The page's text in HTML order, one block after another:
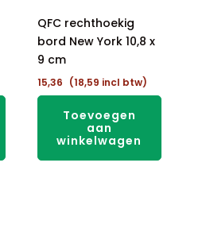
QFC rechthoekig
bord New York 10,8 x
9 cm
15,36 (18,59 incl btw)
Toevoegen
aan
winkelwagen